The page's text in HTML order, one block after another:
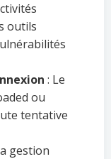
outils
: Le
ou
tentative
gestion